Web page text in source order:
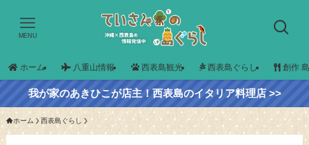
MENU
ホーム 八重山情報 西表島観光 西表島ぐらし 創作
我が家のあきひこが店主！西表島のイタリア料理店 >>
ホーム 西表島ぐらし